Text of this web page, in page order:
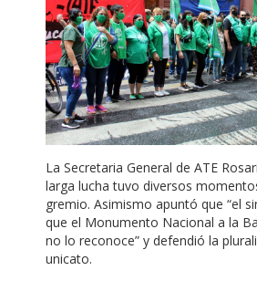
La Secretaria General de ATE
larga lucha tuvo diversos
gremio. Asimismo apuntó que “el
que el Monumento Nacional a la
no lo reconoce” y defendió la
unicato.